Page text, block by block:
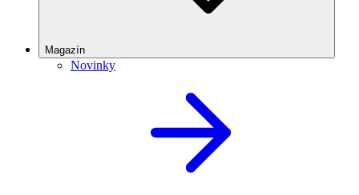
Magazín
Novinky